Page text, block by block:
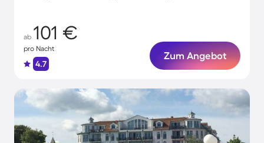
ab 101 €
pro Nacht
4.7
Zum Angebot